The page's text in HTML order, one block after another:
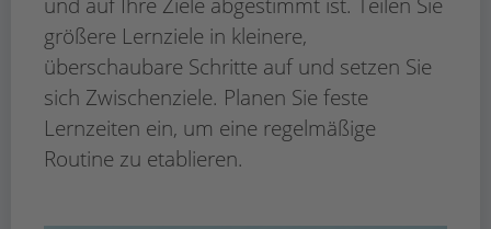
größere Lernziele in kleinere,
überschaubare Schritte auf und setzen Sie
sich Zwischenziele. Planen Sie feste
Lernzeiten ein, um eine regelmäßige
Routine zu etablieren.